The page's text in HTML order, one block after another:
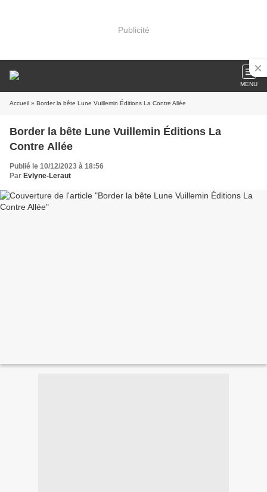
Publicité
MENU
Accueil » Border la bête Lune Vuillemin Éditions La Contre Allée
Border la bête Lune Vuillemin Éditions La
Contre Allée
Publié le 10/12/2023 à 18:56
Par Evlyne-Leraut